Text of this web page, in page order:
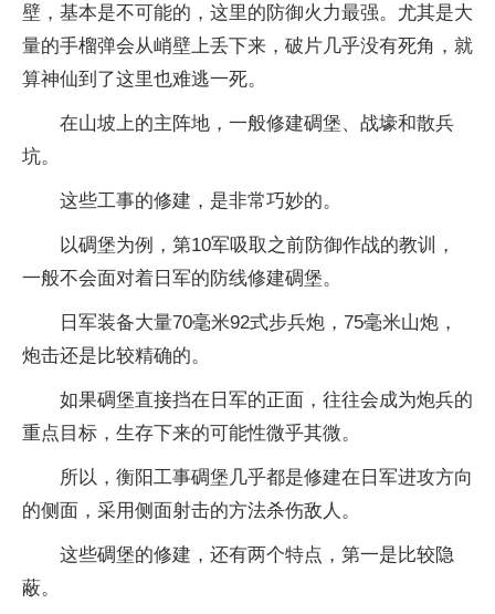
壁，基本是不可能的，这里的防御火力最强。尤其是大
量的手榴弹会从峭壁上丢下来，破片几乎没有死角，就
算神仙到了这里也难逃一死。
在山坡上的主阵地，一般修建碉堡、战壕和散兵
坑。
这些工事的修建，是非常巧妙的。
以碉堡为例，第10军吸取之前防御作战的教训，
一般不会面对着日军的防线修建碉堡。
日军装备大量70毫米92式步兵炮，75毫米山炮，
炮击还是比较精确的。
如果碉堡直接挡在日军的正面，往往会成为炮兵的
重点目标，生存下来的可能性微乎其微。
所以，衡阳工事碉堡几乎都是修建在日军进攻方向
的侧面，采用侧面射击的方法杀伤敌人。
这些碉堡的修建，还有两个特点，第一是比较隐
蔽。